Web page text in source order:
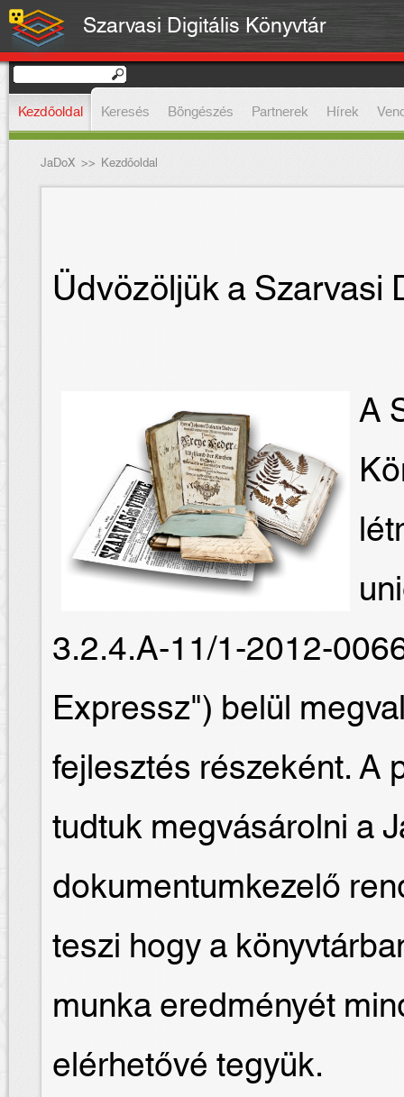
Szarvasi Digitális Könyvtár
Kezdőoldal Keresés Böngészés Partnerek Hírek
JaDoX >> Kezdőoldal
Üdvözöljük a Szarvasi
A
3.2.4.A-11/1-2012-
Expressz") belül
fejlesztés részeként. A
tudtuk megvásárolni a
dokumentumkezelő
teszi hogy a
munka eredményét
elérhetővé tegyük.